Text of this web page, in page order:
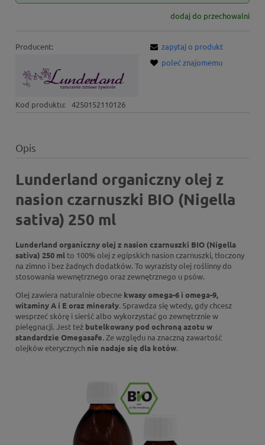
dodaj do przechowalni
Producent:
Kod produktu: 4250152110126
zapytaj o produkt
poleć znajomemu
Opis
Lunderland organiczny olej z
nasion czarnuszki BIO (Nigella
sativa) 250 ml
Lunderland organiczny olej z nasion czarnuszki BIO (Nigella
sativa) 250 ml to 100% olej z egipskich nasion czarnuszki, tłoczony
na zimno i bez żadnych dodatków. To wyrazisty olej roślinny do
stosowania wewnętrznego oraz zewnętrznego u psów.
Olej zawiera naturalnie obecne kwasy omega-6 i omega-9,
witaminy A i E oraz minerały. Sprawdza się wtedy, gdy chcesz
wesprzeć skórę i sierść albo wykorzystać go zewnętrznie w
pielęgnacji. Jest też butelkowany pod ochroną azotu w
standardzie Omegasafe. Ze względu na znaczną zawartość
olejków eterycznych nie nadaje się dla kotów.